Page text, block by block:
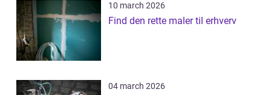
10 march 2026
Find den rette maler til erhverv
04 march 2026